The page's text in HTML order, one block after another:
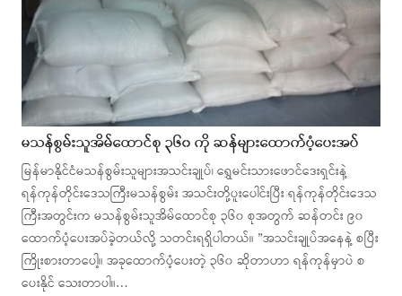
မသန်စွမ်းသူအိမ်ထောင်စု ၃၆၀ ကို ဆန်များထောက်ပံ့ပေးအပ်
မြန်မာနိုင်ငံမသန်စွမ်းသူများအသင်းချုပ်၊ ရွှေမင်းသားဖောင်ဒေးရှင်းနဲ့
ရန်ကုန်တိုင်းဒေသကြီးမသန်စွမ်း အသင်းတို့ပူးပေါင်းပြီး ရန်ကုန်တိုင်းဒေသ
ကြီးအတွင်းက မသန်စွမ်းသူအိမ်ထောင်စု ၃၆၀ စုအတွက် ဆန်တင်း ၉၀
ထောက်ပံ့ပေးအပ်ခဲ့တယ်လို့ သတင်းရရှိပါတယ်။ ”အသင်းချုပ်အနေနဲ့ စပြီး
ကြိုးစားတာပေါ့။ အခုထောက်ပံ့ပေးတဲ့ ၃၆၀ ဆိုတာဟာ ရန်ကုန်မှာပဲ စ
ပေးနိုင် သေးတာပါ။…